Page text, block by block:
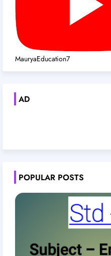
MauryaEducation7
AD
POPULAR POSTS